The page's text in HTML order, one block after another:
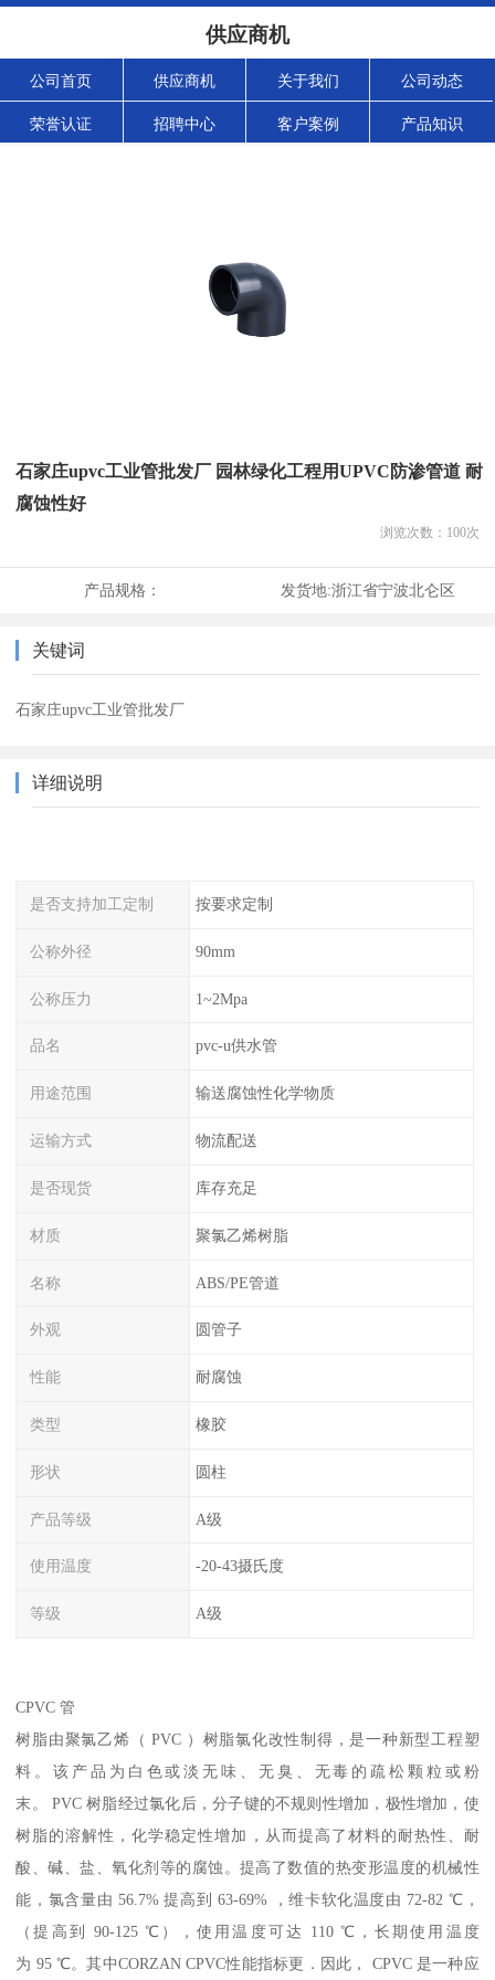
供应商机
公司首页 供应商机 关于我们 公司动态
荣誉认证 招聘中心 客户案例 产品知识
石家庄upvc工业管批发厂 园林绿化工程用UPVC防渗管道 耐
腐蚀性好
浏览次数： 100次
产品规格： 发货地:浙江省宁波北仑区
关键词
石家庄upvc工业管批发厂
详细说明
是否支持加工定制 按要求定制
公称外径 90mm
公称压力 1~2Mpa
品名 pvc-u供水管
用途范围 输送腐蚀性化学物质
运输方式 物流配送
是否现货 库存充足
材质 聚氯乙烯树脂
名称 ABS/PE管道
外观 圆管子
性能 耐腐蚀
类型 橡胶
形状 圆柱
产品等级 A级
使用温度 -20-43摄氏度
等级 A级
CPVC 管
树脂由聚氯乙烯（ PVC ）树脂氯化改性制得，是一种新型工程塑
料。该产品为白色或淡无味、无臭、无毒的疏松颗粒或粉
末。 PVC 树脂经过氯化后，分子键的不规则性增加，极性增加，使
树脂的溶解性，化学稳定性增加，从而提高了材料的耐热性、耐
酸、碱、盐、氧化剂等的腐蚀。提高了数值的热变形温度的机械性
能，氯含量由 56.7% 提高到 63-69% ，维卡软化温度由 72-82 ℃，
（提高到 90-125 ℃），使用温度可达 110 ℃，长期使用温度
为 95 ℃。其中CORZAN CPVC性能指标更．因此， CPVC 是一种应